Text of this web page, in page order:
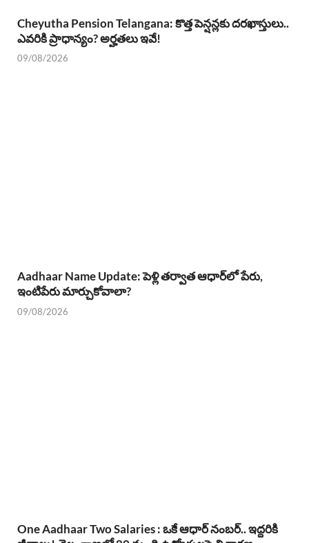
Cheyutha Pension Telangana: కొత్త పెన్షన్లకు దరఖాస్తులు..
ఎవరికి ప్రాధాన్యం? అర్హతలు ఇవే!
09/08/2026
Aadhaar Name Update: పెళ్లి తర్వాత ఆధార్‌లో పేరు,
ఇంటిపేరు మార్చుకోవాలా?
09/08/2026
One Aadhaar Two Salaries : ఒకే ఆధార్ నంబర్.. ఇద్దరికి